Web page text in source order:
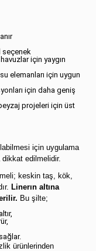
seçenek
için yaygın
elemanları için uygun
için daha geniş
projeleri için üst
için uygulama
dikkat edilmelidir.
keskin taş, kök,
Linerın altına
Bu şilte;
ürünlerinden